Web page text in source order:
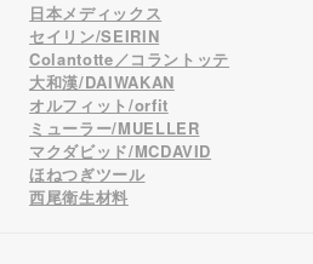
日本メディックス
セイリン/SEIRIN
Colantotte／コラントッテ
大和漢/DAIWAKAN
オルフィット/orfit
ミューラー/MUELLER
マクダビッド/MCDAVID
ほねつぎツール
西尾衛生材料